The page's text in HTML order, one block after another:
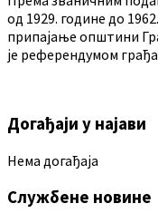
од 1929. године до
припајање општини
је референдумом
Догађаји у најави
Нема догађаја
Службене новине